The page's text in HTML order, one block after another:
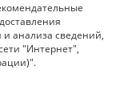
анализа сведений,
"Интернет",